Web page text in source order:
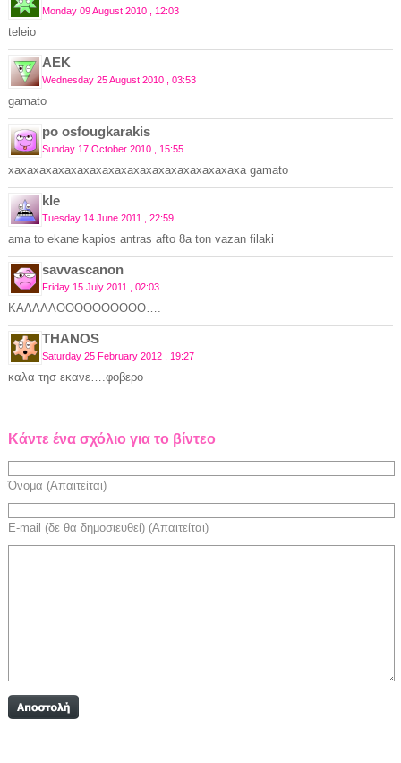
Monday 09 August 2010 , 12:03
teleio
ΑΕΚ
Wednesday 25 August 2010 , 03:53
gamato
po osfougkarakis
Sunday 17 October 2010 , 15:55
xaxaxaxaxaxaxaxaxaxaxaxaxaxaxaxaxaxaxa gamato
kle
Tuesday 14 June 2011 , 22:59
ama to ekane kapios antras afto 8a ton vazan filaki
savvascanon
Friday 15 July 2011 , 02:03
ΚΑΛΛΛΛΟΟΟΟΟΟΟΟΟΟ….
THANOS
Saturday 25 February 2012 , 19:27
καλα τησ εκανε….φοβερο
Κάντε ένα σχόλιο για το βίντεο
Όνομα (Απαιτείται)
E-mail (δε θα δημοσιευθεί) (Απαιτείται)